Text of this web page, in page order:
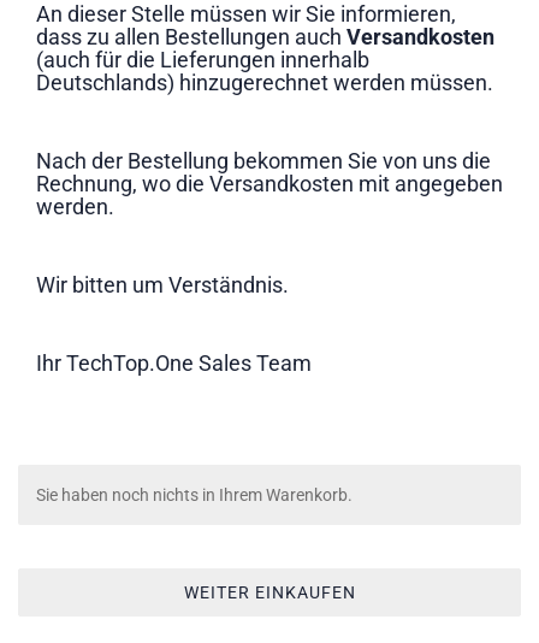
An dieser Stelle müssen wir Sie informieren,
dass zu allen Bestellungen auch Versandkosten
(auch für die Lieferungen innerhalb
Deutschlands) hinzugerechnet werden müssen.
Nach der Bestellung bekommen Sie von uns die
Rechnung, wo die Versandkosten mit angegeben
werden.
Wir bitten um Verständnis.
Ihr TechTop.One Sales Team
Sie haben noch nichts in Ihrem Warenkorb.
WEITER EINKAUFEN